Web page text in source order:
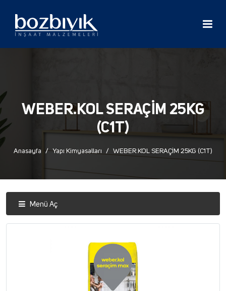
WEBER.KOL SERAÇİM 25KG
(C1T)
Anasayfa Yapı Kimyasalları WEBER.KOL SERAÇİM 25KG (C1T)
Menü Aç